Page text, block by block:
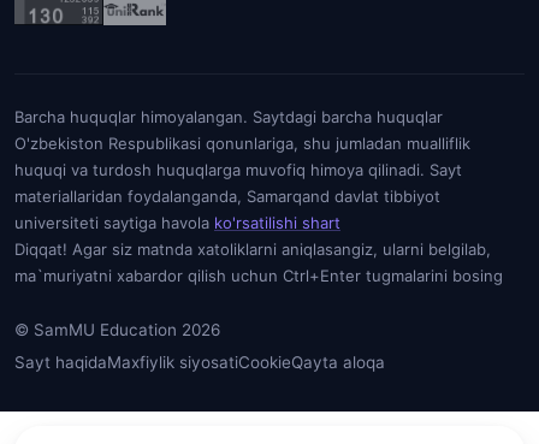
Barcha huquqlar himoyalangan. Saytdagi barcha huquqlar
O'zbekiston Respublikasi qonunlariga, shu jumladan mualliflik
huquqi va turdosh huquqlarga muvofiq himoya qilinadi. Sayt
materiallaridan foydalanganda, Samarqand davlat tibbiyot
universiteti saytiga havola ko'rsatilishi shart
Diqqat! Agar siz matnda xatoliklarni aniqlasangiz, ularni belgilab,
ma`muriyatni xabardor qilish uchun Ctrl+Enter tugmalarini bosing
© SamMU Education 2026
Sayt haqidaMaxfiylik siyosatiCookieQayta aloqa